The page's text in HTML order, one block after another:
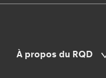
À propos du RQD